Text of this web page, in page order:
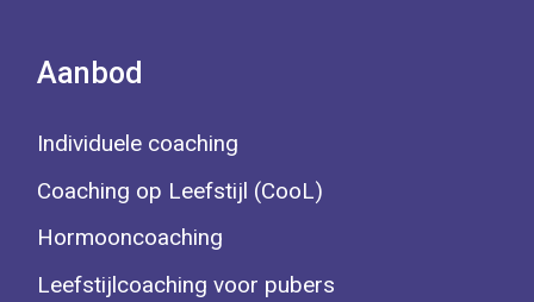
Aanbod
Individuele coaching
Coaching op Leefstijl (CooL)
Hormooncoaching
Leefstijlcoaching voor pubers